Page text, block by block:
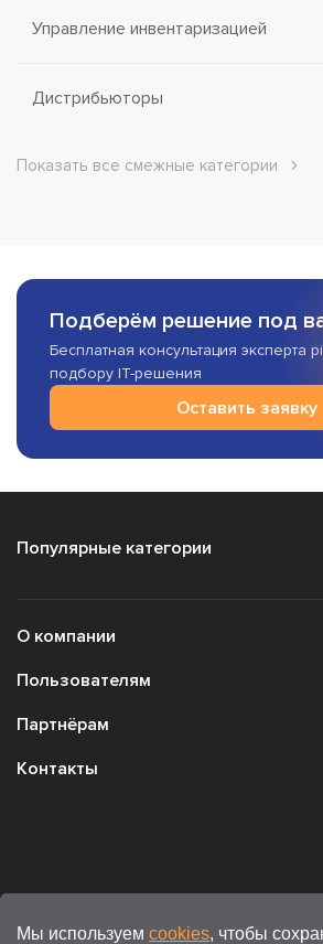
Управление инвентаризацией
Дистрибьюторы
Показать все смежные категории
Подберём решение под
Бесплатная консультация эксперта
подбору IT-решения
Оставить заявку
Популярные категории
О компании
Пользователям
Партнёрам
Контакты
Мы используем cookies, чтобы